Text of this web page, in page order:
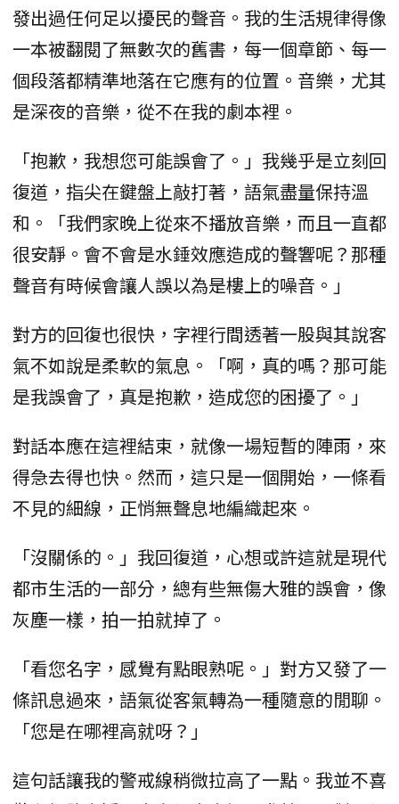
發出過任何足以擾民的聲音。我的生活規律得像
一本被翻閱了無數次的舊書，每一個章節、每一
個段落都精準地落在它應有的位置。音樂，尤其
是深夜的音樂，從不在我的劇本裡。
「抱歉，我想您可能誤會了。」我幾乎是立刻回
復道，指尖在鍵盤上敲打著，語氣盡量保持溫
和。「我們家晚上從來不播放音樂，而且一直都
很安靜。會不會是水錘效應造成的聲響呢？那種
聲音有時候會讓人誤以為是樓上的噪音。」
對方的回復也很快，字裡行間透著一股與其說客
氣不如說是柔軟的氣息。「啊，真的嗎？那可能
是我誤會了，真是抱歉，造成您的困擾了。」
對話本應在這裡結束，就像一場短暫的陣雨，來
得急去得也快。然而，這只是一個開始，一條看
不見的細線，正悄無聲息地編織起來。
「沒關係的。」我回復道，心想或許這就是現代
都市生活的一部分，總有些無傷大雅的誤會，像
灰塵一樣，拍一拍就掉了。
「看您名字，感覺有點眼熟呢。」對方又發了一
條訊息過來，語氣從客氣轉為一種隨意的閒聊。
「您是在哪裡高就呀？」
這句話讓我的警戒線稍微拉高了一點。我並不喜